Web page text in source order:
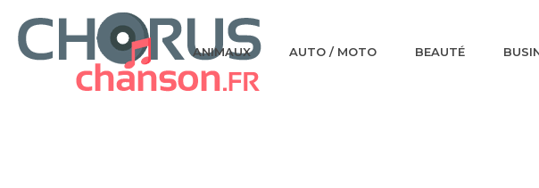
ANIMAUX AUTO / MOTO BEAUTÉ